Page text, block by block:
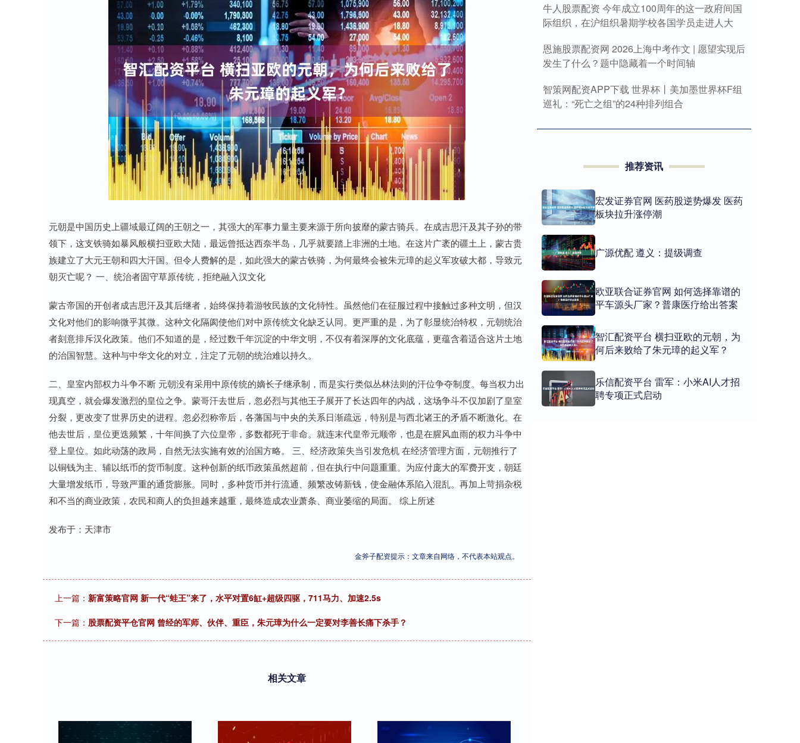
元朝是中国历史上疆域最辽阔的王朝之一，其强大的军事力量主要来源于所向披靡的蒙古骑兵。在成吉思汗及其子孙的带
领下，这支铁骑如暴风般横扫亚欧大陆，最远曾抵达西奈半岛，几乎就要踏上非洲的土地。在这片广袤的疆土上，蒙古贵
族建立了大元王朝和四大汗国。但令人费解的是，如此强大的蒙古铁骑，为何最终会被朱元璋的起义军攻破大都，导致元
朝灭亡呢？ 一、统治者固守草原传统，拒绝融入汉文化
蒙古帝国的开创者成吉思汗及其后继者，始终保持着游牧民族的文化特性。虽然他们在征服过程中接触过多种文明，但汉
文化对他们的影响微乎其微。这种文化隔阂使他们对中原传统文化缺乏认同。更严重的是，为了彰显统治特权，元朝统治
者刻意排斥汉化政策。他们不知道的是，经过数千年沉淀的中华文明，不仅有着深厚的文化底蕴，更蕴含着适合这片土地
的治国智慧。这种与中华文化的对立，注定了元朝的统治难以持久。
二、皇室内部权力斗争不断 元朝没有采用中原传统的嫡长子继承制，而是实行类似丛林法则的汗位争夺制度。每当权力出
现真空，就会爆发激烈的皇位之争。蒙哥汗去世后，忽必烈与其他王子展开了长达四年的内战，这场争斗不仅加剧了皇室
分裂，更改变了世界历史的进程。忽必烈称帝后，各藩国与中央的关系日渐疏远，特别是与西北诸王的矛盾不断激化。在
他去世后，皇位更迭频繁，十年间换了六位皇帝，多数都死于非命。就连末代皇帝元顺帝，也是在腥风血雨的权力斗争中
登上皇位。如此动荡的政局，自然无法实施有效的治国方略。 三、经济政策失当引发危机 在经济管理方面，元朝推行了
以铜钱为主、辅以纸币的货币制度。这种创新的纸币政策虽然超前，但在执行中问题重重。为应付庞大的军费开支，朝廷
大量增发纸币，导致严重的通货膨胀。同时，多种货币并行流通、频繁改铸新钱，使金融体系陷入混乱。再加上苛捐杂税
和不当的商业政策，农民和商人的负担越来越重，最终造成农业萧条、商业萎缩的局面。 综上所述
发布于：天津市
金斧子配资提示：文章来自网络，不代表本站观点。
上一篇： 新富策略官网 新一代“蛙王”来了，水平对置6缸+超级四驱，711马力、加速2.5s
下一篇： 股票配资平仓官网 曾经的军师、伙伴、重臣，朱元璋为什么一定要对李善长痛下杀手？
相关文章
牛人股票配资 今年成立100周年的这一政府间国
际组织，在沪组织暑期学校各国学员走进人大
恩施股票配资网 2026上海中考作文 | 愿望实现后
发生了什么？题中隐藏着一个时间轴
智策网配资APP下载 世界杯丨美加墨世界杯F组
巡礼：“死亡之组”的24种排列组合
推荐资讯
宏发证券官网 医药股逆势爆发 医药
板块拉升涨停潮
广源优配 遵义：提级调查
欧亚联合证券官网 如何选择靠谱的
平车源头厂家？普康医疗给出答案
智汇配资平台 横扫亚欧的元朝，为
何后来败给了朱元璋的起义军？
乐信配资平台 雷军：小米AI人才招
聘专项正式启动